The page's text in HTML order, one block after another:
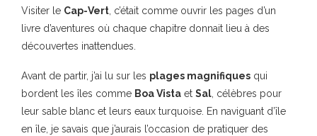
Visiter le Cap-Vert, c’était comme ouvrir les pages d’un
livre d’aventures où chaque chapitre donnait lieu à des
découvertes inattendues.
Avant de partir, j’ai lu sur les plages magnifiques qui
bordent les îles comme Boa Vista et Sal, célèbres pour
leur sable blanc et leurs eaux turquoise. En naviguant d’île
en île, je savais que j’aurais l’occasion de pratiquer des